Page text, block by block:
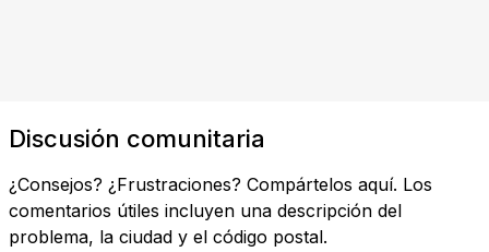
Discusión comunitaria
¿Consejos? ¿Frustraciones? Compártelos aquí. Los
comentarios útiles incluyen una descripción del
problema, la ciudad y el código postal.